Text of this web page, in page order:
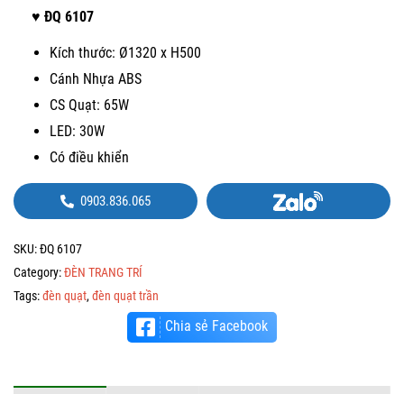
♥ ĐQ 6107
Kích thước: Ø1320 x H500
Cánh Nhựa ABS
CS Quạt: 65W
LED: 30W
Có điều khiển
0903.836.065
SKU:ĐQ 6107
Category:ĐÈN TRANG TRÍ
Tags:đèn quạt, đèn quạt trần
Chia sẻ Facebook